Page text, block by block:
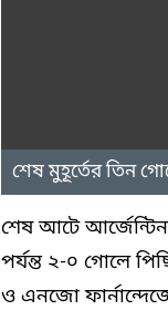
শেষ মুহূর্তের তিন
শেষ আটে
পর্যন্ত ২-০ গোলে
ও এনজো